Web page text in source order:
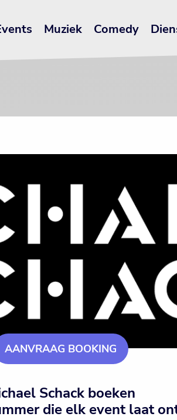
Muziek Comedy
AANVRAAG BOOKING
Schack boeken
die elk event laat